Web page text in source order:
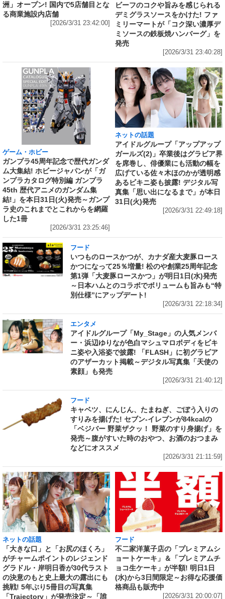
洲」オープン! 国内で5店舗目とな
る商業施設内店舗
[2026/3/31 23:42:00]
ビーフのコクや旨みを感じられる
デミグラスソースをかけた! ファ
ミリーマートが「コク深い濃厚デ
ミソースの鉄板焼ハンバーグ」を
発売
[2026/3/31 23:40:28]
ゲーム・ホビー
ガンプラ45周年記念で歴代ガンダ
ム大集結! ホビージャパンが「ガ
ンプラカタログ特別編 ガンプラ
45th 歴代アニメのガンダム集
結!」を本日31日(火)発売～ガンプ
ラ史のこれまでとこれからを網羅
した1冊
[2026/3/31 23:25:46]
ネットの話題
アイドルグループ「アップアップ
ガールズ(2)」卒業後はグラビア界
を席巻し、俳優業にも活動の幅を
広げている佐々木ほのかが透明感
あるビキニ姿も披露! デジタル写
真集「思い出になるまで」が本日
31日(火)発売
[2026/3/31 22:49:18]
フード
いつものロースかつが、カナダ産大麦豚ロース
かつになって25％増量! 松のや創業25周年記念
第1弾「大麦豚ロースかつ」が明日1日(水)発売
～日本ハムとのコラボでボリュームも旨みも“特
別仕様”にアップデート!
[2026/3/31 22:18:34]
エンタメ
アイドルグループ「My_Stage」の人気メンバ
ー・浜辺ゆりなが色白マシュマロボディをビキ
ニ姿や入浴姿で披露! 「FLASH」に初グラビア
のアザーカット掲載～デジタル写真集「天使の
素顔」も発売
[2026/3/31 21:40:12]
フード
キャベツ、にんじん、たまねぎ、ごぼう入りの
すりみを揚げた! セブン‐イレブンが84kcalの
「ベジバー 野菜ザクッ！ 野菜のすり身揚げ」を
発売～腹がすいた時のおやつ、お酒のおつまみ
などにオススメ
[2026/3/31 21:11:59]
ネットの話題
「大きな口」と「お尻のほくろ」
がチャームポイントのレジェンド
グラドル・岸明日香が30代ラスト
の決意のもと史上最大の露出にも
挑戦! 5年ぶり5冊目の写真集
「Trajectory」が発売決定～「誰
フード
不二家洋菓子店の「プレミアムシ
ョートケーキ」＆「プレミアムチ
ョコ生ケーキ」が半額! 明日1日
(水)から3日間限定～お得な応援価
格商品も販売中
[2026/3/31 20:00:07]